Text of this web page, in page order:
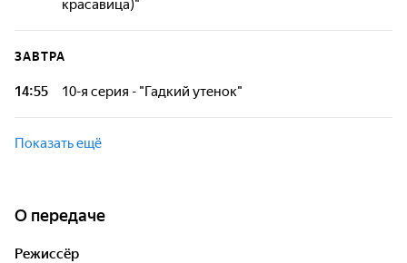
красавица)"
Мультфильмы любят и маленькие, и взрослые. Они дарят
ЗАВТРА
14:55 10-я серия - "Гадкий утенок"
Мультфильмы любят и маленькие, и взрослые. Они дарят
много радости и хорошего настроения.
Показать ещё
О передаче
Режиссёр